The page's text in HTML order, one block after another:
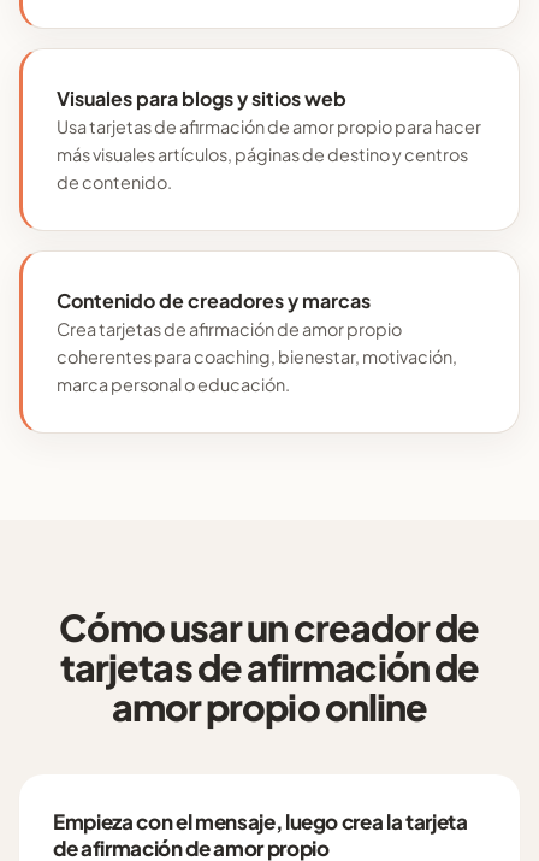
Visuales para blogs y sitios web
Usa tarjetas de afirmación de amor propio para hacer
más visuales artículos, páginas de destino y centros
de contenido.
Contenido de creadores y marcas
Crea tarjetas de afirmación de amor propio
coherentes para coaching, bienestar, motivación,
marca personal o educación.
Cómo usar un creador de
tarjetas de afirmación de
amor propio online
Empieza con el mensaje, luego crea la tarjeta
de afirmación de amor propio